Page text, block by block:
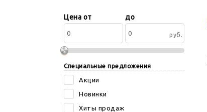
Сортировать
по:
Цена от до
руб.
Специальные предложения
Акции
Новинки
Хиты продаж